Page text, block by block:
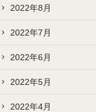
2022年8月
2022年7月
2022年6月
2022年5月
2022年4月